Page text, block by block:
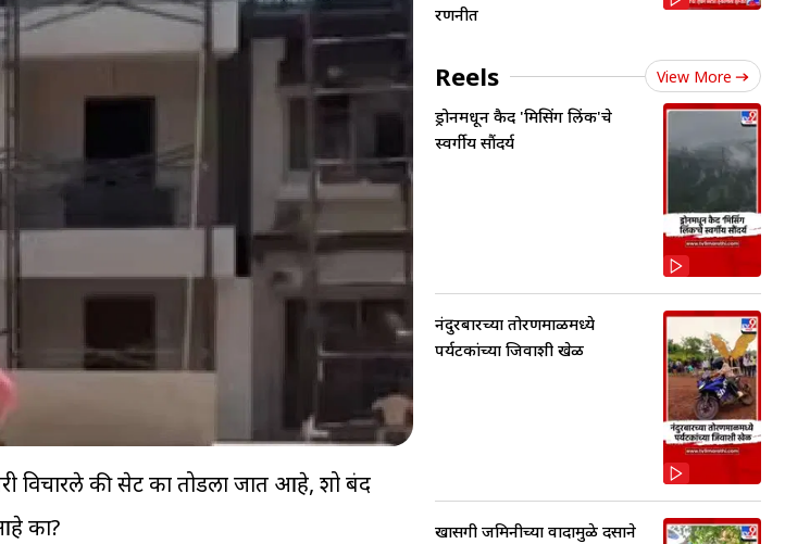
विचारले की सेट का तोडला जात आहे, शो बंद
का?
रणनीत
Reels View More
ड्रोनमधून कैद 'मिसिंग लिंक'चे
स्वर्गीय सौंदर्य
नंदुरबारच्या तोरणमाळमध्ये
पर्यटकांच्या जिवाशी खेळ
खासगी जमिनीच्या वादामुळे दसाने